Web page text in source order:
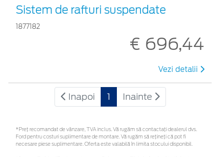
Sistem de rafturi suspendate
1877182
€ 696,44
Vezi detalii
Inapoi 1 Inainte
*Preţ recomandat de vânzare, TVA inclus. Vă rugăm să contactaţi dealerul dvs.
Ford pentru costuri suplimentare de montare. Vă rugăm să rețineți că pot fi
necesare piese suplimentare. Oferta este valabilă în limita stocului disponibil.